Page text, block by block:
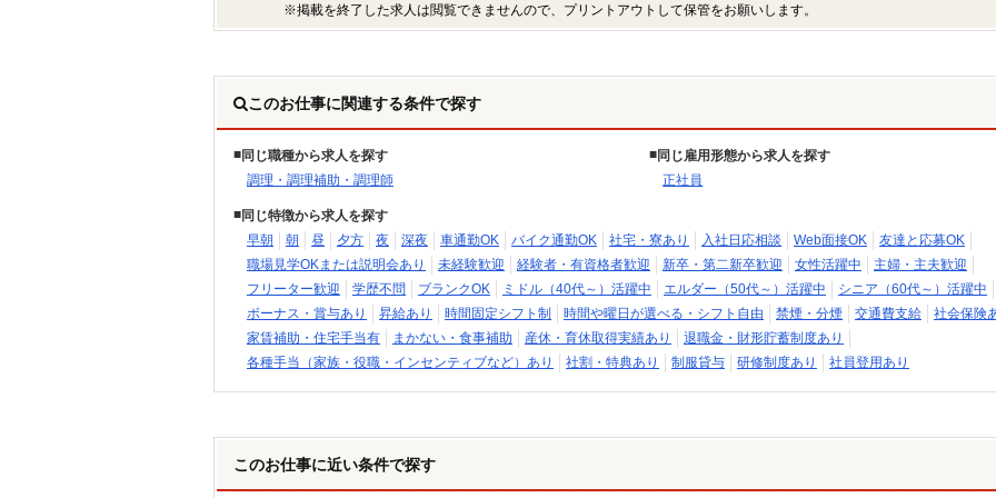
※掲載を終了した求人は閲覧できませんので、プリントアウトして保管をお願いします。
このお仕事に関連する条件で探す
同じ職種から求人を探す
調理・調理補助・調理師
同じ雇用形態から求人を探す
正社員
同じ特徴から求人を探す
早朝
朝 昼 夕方 夜 深夜 車通勤OK バイク通勤OK 社宅・寮あり 入社日応相談 Web面接OK
友達と応募OK
職場見学OKまたは説明会あり
未経験歓迎 経験者・有資格者歓迎 新卒・第二新卒歓迎 女性活躍中
主婦・主夫歓迎
フリーター歓迎
学歴不問 ブランクOK ミドル（40代～）活躍中 エルダー（50代～）活躍中
シニア（60代～）活躍中
ボーナス・賞与あり
昇給あり 時間固定シフト制 時間や曜日が選べる・シフト自由 禁煙・分煙 交通費支給
社会保険
家賃補助・住宅手当有
まかない・食事補助 産休・育休取得実績あり
退職金・財形貯蓄制度あり
各種手当（家族・役職・インセンティブなど）あり
社割・特典あり 制服貸与 研修制度あり 社員登用あり
このお仕事に近い条件で探す